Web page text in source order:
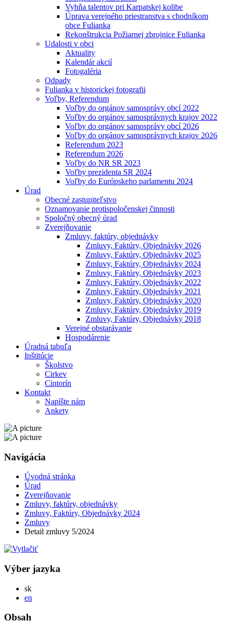
Vyhňa talentov pri Karpatskej kolibe
Úprava verejného priestranstva s chodníkom
obce Fulianka
Rekonštrukcia Požiarnej zbrojnice Fulianka
Udalosti v obci
Aktuality
Kalendár akcií
Fotogaléria
Odpady
Fulianka v historickej fotografii
Voľby, Referendum
Voľby do orgánov samosprávy obcí 2022
Voľby do orgánov samosprávnych krajov 2022
Voľby do orgánov samosprávy obcí 2026
Voľby do orgánov samosprávnych krajov 2026
Referendum 2023
Referendum 2026
Voľby do NR SR 2023
Voľby prezidenta SR 2024
Voľby do Európskeho parlamentu 2024
Úrad
Obecné zastupiteľstvo
Oznamovanie protispoločenskej činnosti
Spoločný obecný úrad
Zverejňovanie
Zmluvy, faktúry, objednávky
Zmluvy, Faktúry, Objednávky 2026
Zmluvy, Faktúry, Objednávky 2025
Zmluvy, Faktúry, Objednávky 2024
Zmluvy, Faktúry, Objednávky 2023
Zmluvy, Faktúry, Objednávky 2022
Zmluvy, Faktúry, Objednávky 2021
Zmluvy, Faktúry, Objednávky 2020
Zmluvy, Faktúry, Objednávky 2019
Zmluvy, Faktúry, Objednávky 2018
Verejné obstarávanie
Hospodárenie
Úradná tabuľa
Inštitúcie
Školstvo
Cirkev
Cintorín
Kontakt
Napíšte nám
Ankety
Navigácia
Úvodná stránka
Úrad
Zverejňovanie
Zmluvy, faktúry, objednávky
Zmluvy, Faktúry, Objednávky 2024
Zmluvy
Detail zmluvy 5/2024
Výber jazyka
skSlovensky
en
Obsah